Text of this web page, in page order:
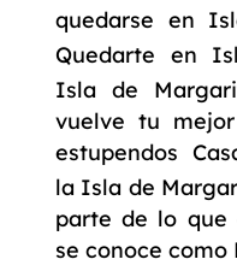
quedarse en
Quedarte en
Isla de
vuelve tu
estupendos
la Isla de
parte de lo que
se conoce como